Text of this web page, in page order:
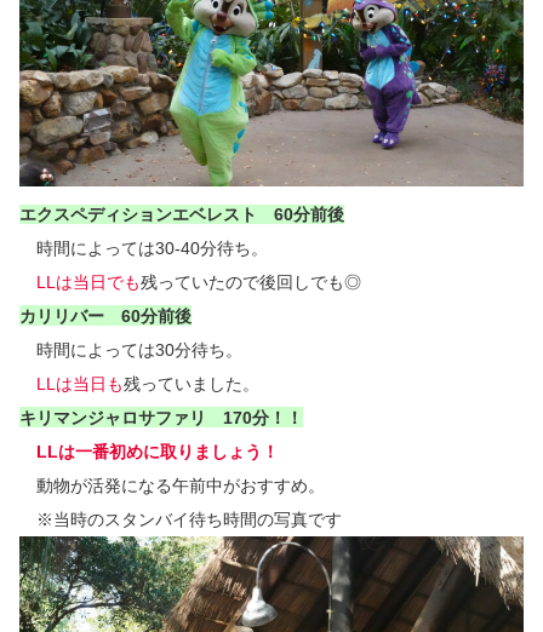
エクスペディションエベレスト 60分前後
時間によっては30-40分待ち。
LLは当日でも残っていたので後回しでも◎
カリリバー 60分前後
時間によっては30分待ち。
LLは当日も残っていました。
キリマンジャロサファリ 170分！！
LLは一番初めに取りましょう！
動物が活発になる午前中がおすすめ。
※当時のスタンバイ待ち時間の写真です